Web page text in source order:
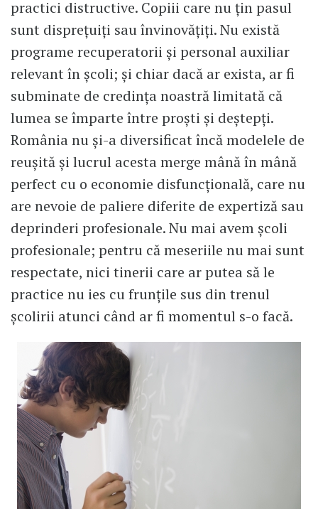
practici distructive. Copiii care nu țin pasul
sunt disprețuiți sau învinovățiți. Nu există
programe recuperatorii și personal auxiliar
relevant în școli; și chiar dacă ar exista, ar fi
subminate de credința noastră limitată că
lumea se împarte între proști și deștepți.
România nu și-a diversificat încă modelele de
reușită și lucrul acesta merge mână în mână
perfect cu o economie disfuncțională, care nu
are nevoie de paliere diferite de expertiză sau
deprinderi profesionale. Nu mai avem școli
profesionale; pentru că meseriile nu mai sunt
respectate, nici tinerii care ar putea să le
practice nu ies cu frunțile sus din trenul
școlirii atunci când ar fi momentul s-o facă.